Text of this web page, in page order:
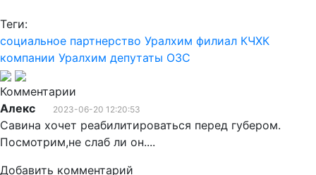
Теги:
социальное партнерство Уралхим филиал КЧХК
компании Уралхим депутаты ОЗС
Комментарии
Алекс
2023-06-20 12:20:53
Савина хочет реабилитироваться перед губером.
Посмотрим,не слаб ли он....
Добавить комментарий